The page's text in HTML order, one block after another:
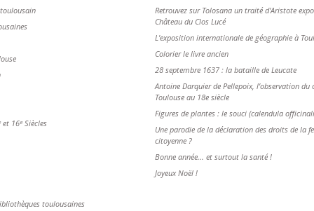
16ᵉ Siècles
toulousaines
Retrouvez sur Tolosana un traité d'Aristote
Château du Clos Lucé
L'exposition internationale de géographie à
Colorier le livre ancien
28 septembre 1637 : la bataille de Leucate
Antoine Darquier de Pellepoix, l’observation du
Toulouse au 18e siècle
Figures de plantes : le souci (calendula
Une parodie de la déclaration des droits de la
citoyenne ?
Bonne année... et surtout la santé !
Joyeux Noël !